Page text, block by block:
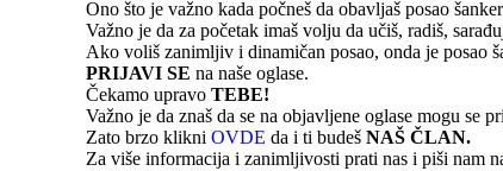
Ono što je važno kada počneš da obavljaš posao
Važno je da za početak imaš volju da učiš, radiš,
Ako voliš zanimljiv i dinamičan posao, onda je posao
PRIJAVI SE na naše oglase.
Čekamo upravo TEBE!
Važno je da znaš da se na objavljene oglase mogu se
Zato brzo klikni OVDE da i ti budeš NAŠ ČLAN.
Za više informacija i zanimljivosti prati nas i piši nam